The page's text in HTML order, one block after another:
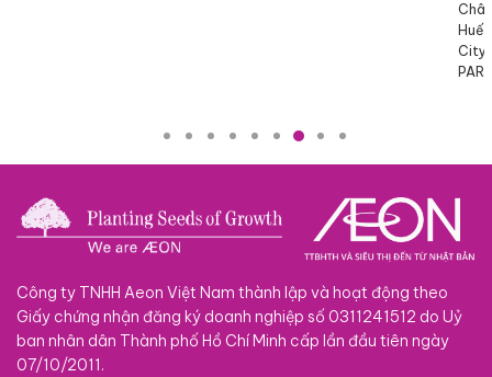
City,
Công ty TNHH Aeon Việt Nam thành lập và hoạt động theo
Giấy chứng nhận đăng ký doanh nghiệp số 0311241512 do Uỷ
ban nhân dân Thành phố Hồ Chí Minh cấp lần đầu tiên ngày
07/10/2011.